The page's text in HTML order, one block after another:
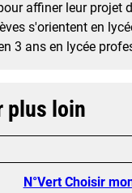
affiner leur projet
s'orientent en
3 ans en lycée
plus loin
N°Vert Choisir